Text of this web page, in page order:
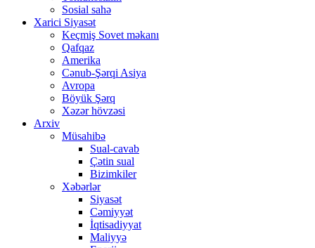
Sosial sahə
Xarici Siyasət
Keçmiş Sovet məkanı
Qafqaz
Amerika
Cənub-Şərqi Asiya
Avropa
Böyük Şərq
Xəzər hövzəsi
Arxiv
Müsahibə
Sual-cavab
Çətin sual
Bizimkiler
Xəbərlər
Siyasət
Cəmiyyət
İqtisadiyyat
Maliyyə